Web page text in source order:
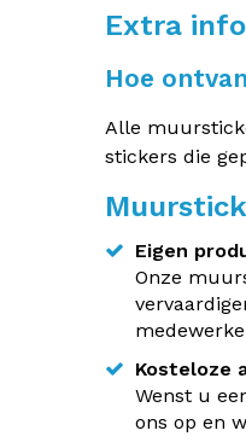
Extra
Hoe
Alle
stickers die
Eigen
Onze
Kosteloze
Wenst u
ons op en